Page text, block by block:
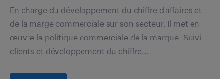
En charge du développement du chiffre d'affaires et
de la marge commerciale sur son secteur. Il met en
œuvre la politique commerciale de la marque. Suivi
clients et développement du chiffre...